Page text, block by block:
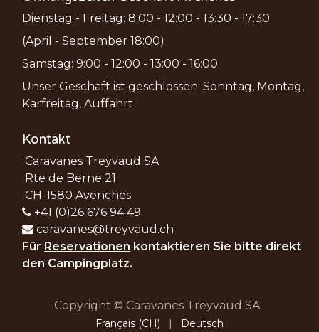
Dienstag - Freitag: 8:00 - 12:00 - 13:30 - 17:30
(April - September 18:00)
Samstag: 9:00 - 12:00 - 13:00 - 16:00
Unser Geschäft ist geschlossen: Sonntag, Montag,
Karfreitag, Auffahrt
Kontakt
Caravanes Treyvaud SA
Rte de Berne 21
CH-1580 Avenches
+41 (0)26 676 94 49
caravanes@treyvaud.ch
Für Reservationen kontaktieren Sie bitte direkt
den Campingplatz.
Copyright © Caravanes Treyvaud SA
Français (CH) | Deutsch